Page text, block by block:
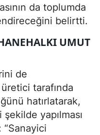
da toplumda
belirtti.
UMUT
de
tarafında
hatırlatarak,
şekilde yapılması